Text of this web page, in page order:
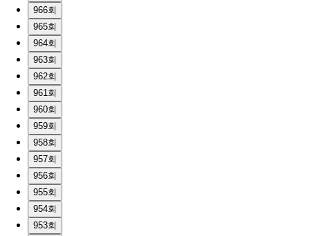
966회
965회
964회
963회
962회
961회
960회
959회
958회
957회
956회
955회
954회
953회